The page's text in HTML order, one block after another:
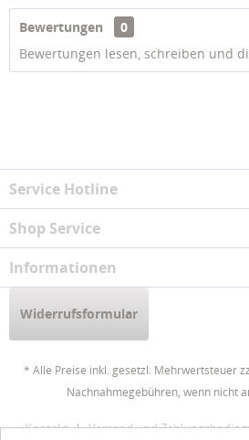
Bewertungen
0
Bewertungen lesen, schreiben und
Service Hotline
Shop Service
Informationen
Widerrufsformular
* Alle Preise inkl. gesetzl. Mehrwertsteuer
Nachnahmegebühren, wenn nicht
Kontakt Versand und